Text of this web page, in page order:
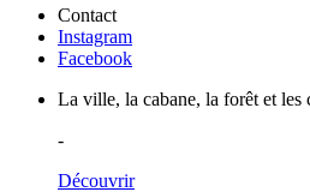
Contact
Instagram
Facebook
La ville, la cabane, la forêt et les
-
Découvrir